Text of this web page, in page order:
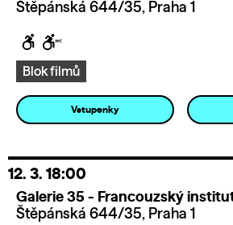
Štěpánská 644/35, Praha 1
Blok filmů
Vstupenky
12. 3. 18:00
Galerie 35 - Francouzský
Štěpánská 644/35, Praha 1